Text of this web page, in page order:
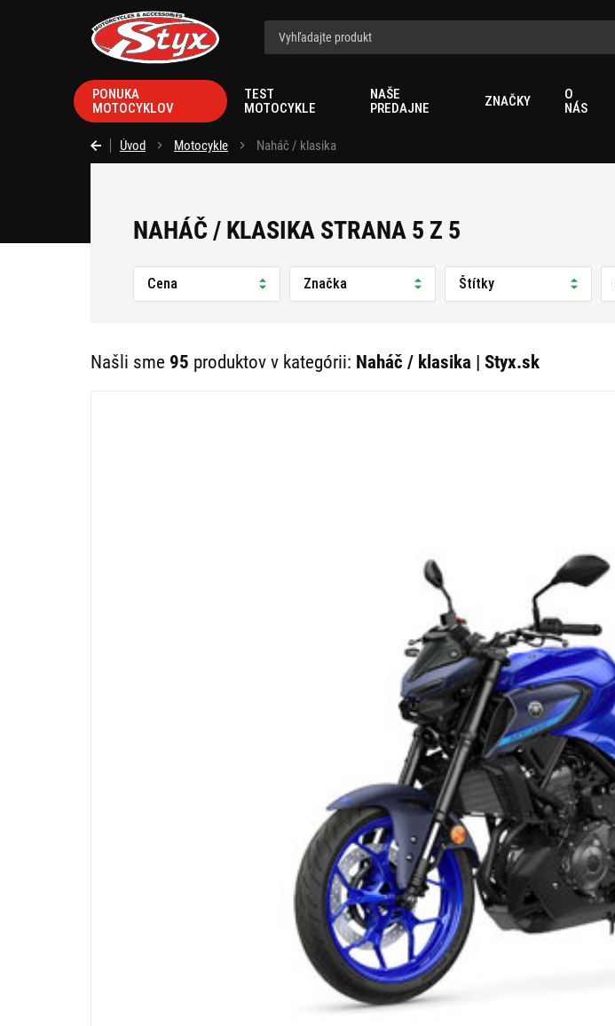
Styx.sk
PONUKA
MOTOCYKLOV
TEST
MOTOCYKLE
NAŠE
PREDAJNE
ZNAČKY
O
NÁS
Úvod Motocykle Naháč / klasika
NAHÁČ / KLASIKA STRANA 5 Z 5
Cena Značka Štítky
Našli sme 95 produktov v kategórii: Naháč / klasika | Styx.sk